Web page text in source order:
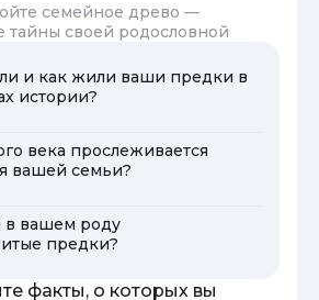
семейное древо —
тайны своей родословной
и как жили ваши предки в
истории?
века прослеживается
вашей семьи?
в вашем роду
предки?
факты, о которых вы